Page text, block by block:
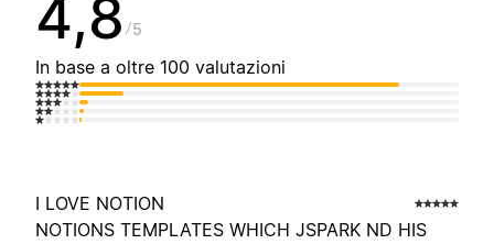
4,8 5
In base a oltre 100 valutazioni
I LOVE NOTION
NOTIONS TEMPLATES WHICH JSPARK ND HIS